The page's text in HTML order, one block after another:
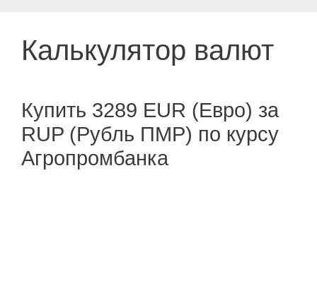
Калькулятор валют
Купить 3289 EUR (Евро) за
RUP (Рубль ПМР) по курсу
Агропромбанка